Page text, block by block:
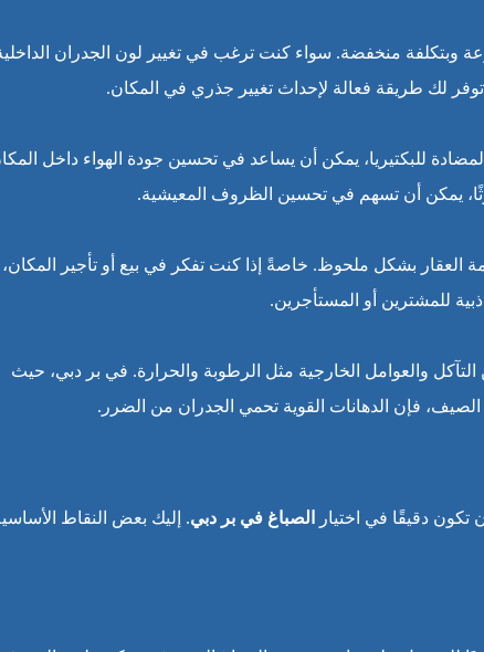
وبتكلفة منخفضة. سواء كنت ترغب في تغيير لون الجدران
توفر لك طريقة فعالة لإحداث تغيير جذري في المكان.
للبكتيريا، يمكن أن يساعد في تحسين جودة الهواء داخل
يمكن أن تسهم في تحسين الظروف المعيشية.
بشكل ملحوظ. خاصةً إذا كنت تفكر في بيع أو تأجير
للمشترين أو المستأجرين.
والعوامل الخارجية مثل الرطوبة والحرارة. في بر دبي، حيث
فإن الدهانات القوية تحمي الجدران من الضرر.
دقيقًا في اختيار الصباغ في بر دبي. إليك بعض النقاط